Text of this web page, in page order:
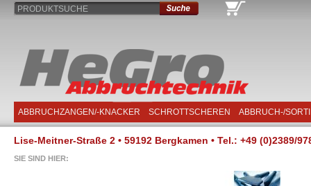
ABBRUCHZANGEN/-KNACKER SCHROTTSCHEREN ABBRUCH-/
PRODUKTSUCHE
Lise-Meitner-Straße 2 • 59192 Bergkamen • Tel.: +49 (0)2389/
SIE SIND HIER: